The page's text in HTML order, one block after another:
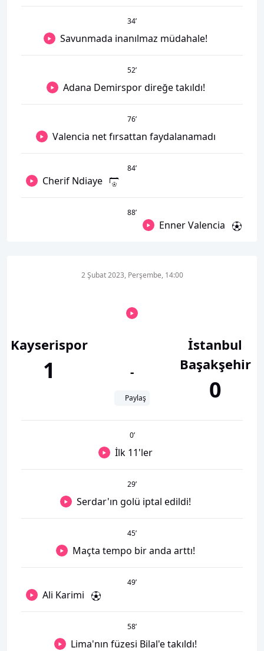
34’
Savunmada inanılmaz müdahale!
52’
Adana Demirspor direğe takıldı!
76’
Valencia net fırsattan faydalanamadı
84’
Cherif Ndiaye
88’
Enner Valencia
Kayserispor
1
2 Şubat 2023, Perşembe, 14:00
-
Paylaş
İstanbul
Başakşehir
0
0’
İlk 11'ler
29’
Serdar'ın golü iptal edildi!
45’
Maçta tempo bir anda arttı!
49’
Ali Karimi
58’
Lima'nın füzesi Bilal'e takıldı!